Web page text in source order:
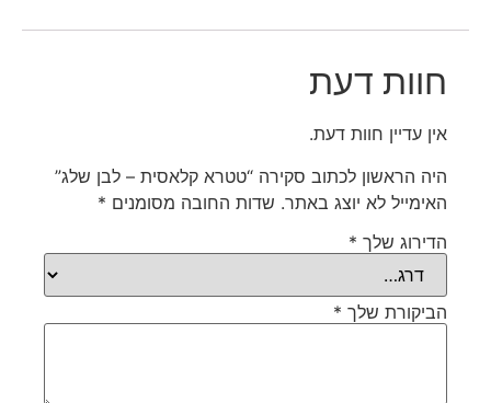
חוות דעת
אין עדיין חוות דעת.
היה הראשון לכתוב סקירה “טטרא קלאסית – לבן שלג”
האימייל לא יוצג באתר. שדות החובה מסומנים *
הדירוג שלך *
הביקורת שלך *